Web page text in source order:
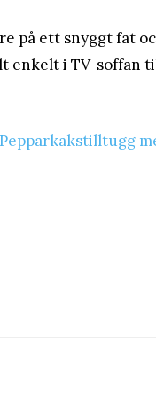
på ett snyggt fat
enkelt i TV-soffan